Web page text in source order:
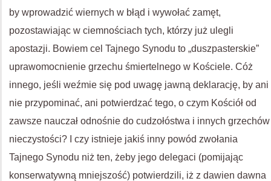
by wprowadzić wiernych w błąd i wywołać zamęt,
pozostawiając w ciemnościach tych, którzy już ulegli
apostazji. Bowiem cel Tajnego Synodu to „duszpasterskie”
uprawomocnienie grzechu śmiertelnego w Kościele. Cóż
innego, jeśli weźmie się pod uwagę jawną deklarację, by ani
nie przypominać, ani potwierdzać tego, o czym Kościół od
zawsze nauczał odnośnie do cudzołóstwa i innych grzechów
nieczystości? I czy istnieje jakiś inny powód zwołania
Tajnego Synodu niż ten, żeby jego delegaci (pomijając
konserwatywną mniejszość) potwierdzili, iż z dawien dawna